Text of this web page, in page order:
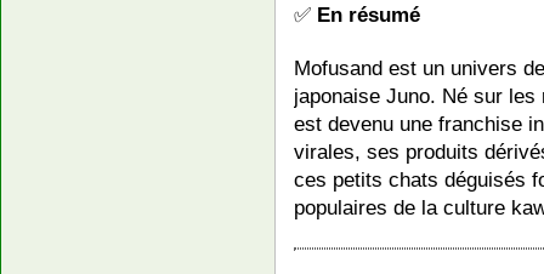
✅ En résumé
Mofusand est un univers
japonaise Juno. Né sur
est devenu une franchise
virales, ses produits
ces petits chats déguisés
populaires de la culture